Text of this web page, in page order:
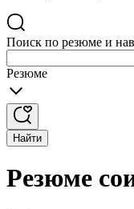
Поиск по резюме и
Резюме
Найти
Резюме